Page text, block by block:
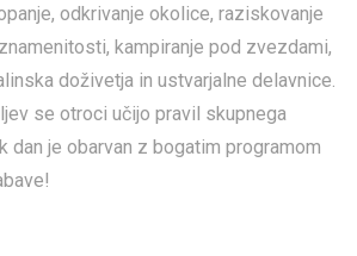
odkrivanje okolice, raziskovanje
kampiranje pod zvezdami,
doživetja in ustvarjalne delavnice.
se otroci učijo pravil skupnega
dan je obarvan z bogatim programom